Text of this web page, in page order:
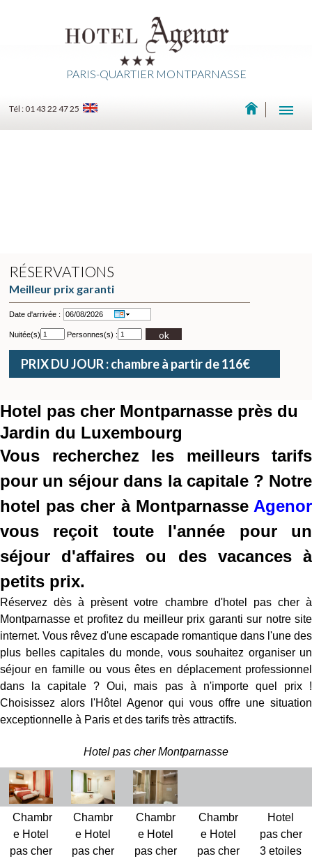
PARIS-QUARTIER MONTPARNASSE
Tél : 01 43 22 47 25
RÉSERVATIONS
Meilleur prix garanti
Date d'arrivée :
Nuitée(s) Personnes(s) : ok
PRIX DU JOUR : chambre à partir de 116€
Hotel pas cher Montparnasse près du
Jardin du Luxembourg
Vous recherchez les meilleurs tarifs
pour un séjour dans la capitale ? Notre
hotel pas cher à Montparnasse Agenor
vous reçoit toute l'année pour un
séjour d'affaires ou des vacances à
petits prix.
Réservez dès à prèsent votre chambre d'hotel pas cher à
Montparnasse et profitez du meilleur prix garanti sur notre site
internet. Vous rêvez d'une escapade romantique dans l'une des
plus belles capitales du monde, vous souhaitez organiser un
séjour en famille ou vous êtes en déplacement professionnel
dans la capitale ? Oui, mais pas à n'importe quel prix !
Choisissez alors l'Hôtel Agenor qui vous offre une situation
exceptionnelle à Paris et des tarifs très attractifs.
Hotel pas cher Montparnasse
Chambr
e Hotel
pas cher
Chambr
e Hotel
pas cher
Chambr
e Hotel
pas cher
Chambr
e Hotel
pas cher
Hotel
pas cher
3 etoiles